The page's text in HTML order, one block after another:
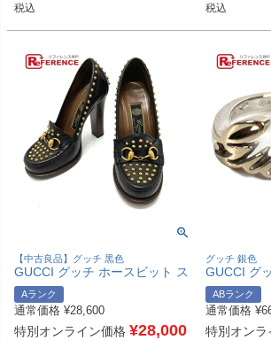
税込 税込
【中古良品】グッチ 黒色
GUCCI グッチ ホースビット ス
タッズ ローファー パンプス レ
ザー レディース ブラック 【中
古】
Aランク
通常価格 ¥28,600
特別オンライン価格 ¥28,000
グッチ 銀色
GUCCI グッチ 不明 K18
ロゴ 1PD
アクセサリ
グ・指輪 WG750 レ
ルバー 6号
ABランク
通常価格 ¥
特別オンラ